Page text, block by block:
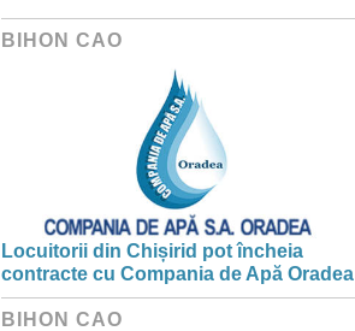
BIHON CAO
Locuitorii din Chișirid pot încheia
contracte cu Compania de Apă Oradea
BIHON CAO